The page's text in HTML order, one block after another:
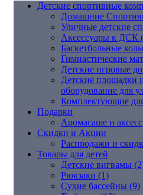
Детские спортивные
Домашние
Уличные детские
Аксессуары к ДСК
Баскетбольные
Гимнастические
Детские игровые
Детские площадки
оборудование для
Комплектующие
Подарки
Аромасаше и
Скидки и Акции
Распродажи и
Товары для детей
Детские вигвамы
Рюкзаки (1)
Сухие бассейны (9)